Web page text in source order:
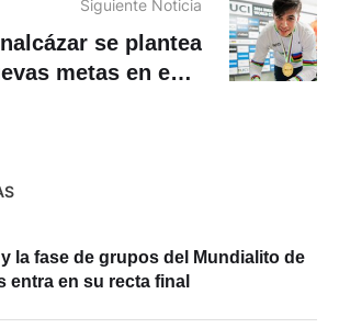
se plantea
metas en esta
temporada
entra en su recta final
de la Cerveza: beneficios y